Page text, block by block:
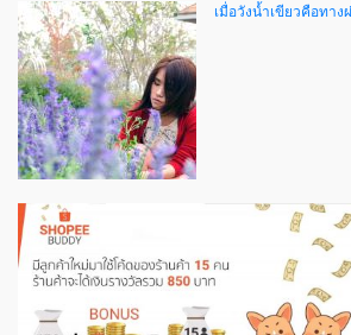
เมื่อวังน้ำเขียวคือทาง